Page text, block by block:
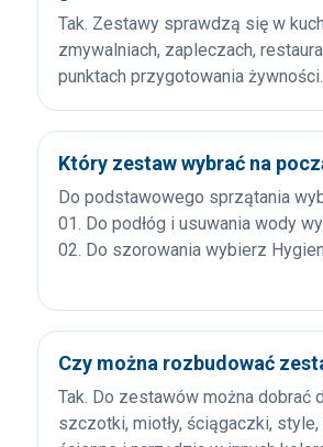
Tak. Zestawy sprawdzą się w
zmywalniach, zapleczach,
punktach przygotowania żywności.
Który zestaw wybrać na
Do podstawowego sprzątania
01. Do podłóg i usuwania wody
02. Do szorowania wybierz
Czy można rozbudować
Tak. Do zestawów można dobrać
szczotki, miotły, ściągaczki,